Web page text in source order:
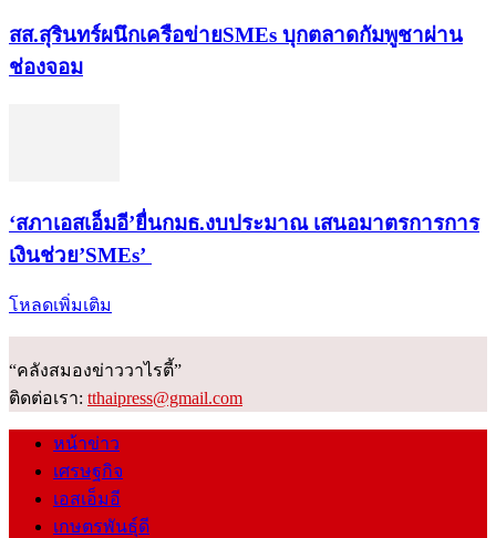
สส.สุรินทร์ผนึกเครือข่ายSMEs บุกตลาดกัมพูชาผ่าน
ช่องจอม
‘สภาเอสเอ็มอี’ยื่นกมธ.งบประมาณ เสนอมาตรการการ
เงินช่วย’SMEs’
โหลดเพิ่มเติม
“คลังสมองข่าววาไรตี้”
ติดต่อเรา: tthaipress@gmail.com
หน้าข่าว
เศรษฐกิจ
เอสเอ็มอี
เกษตรพันธุ์ดี